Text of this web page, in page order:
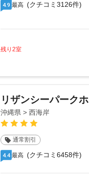
4.9 最高 (クチコミ3126件)
残り2室
リザンシーパーク
沖縄県 > 西海岸
通常割引
4.4 最高 (クチコミ6458件)